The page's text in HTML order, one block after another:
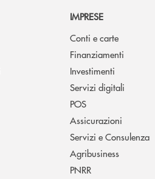
IMPRESE
Conti e carte
Finanziamenti
Investimenti
Servizi digitali
POS
Assicurazioni
Servizi e Consulenza
Agribusiness
PNRR